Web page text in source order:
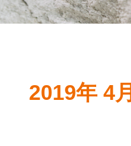
2019年 4月